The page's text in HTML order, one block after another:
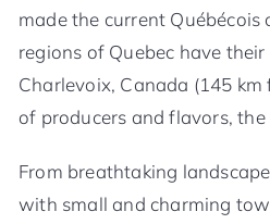
made the current Québécois
regions of Quebec have
Charlevoix, Canada (145 km
of producers and flavors,
From breathtaking
with small and charming